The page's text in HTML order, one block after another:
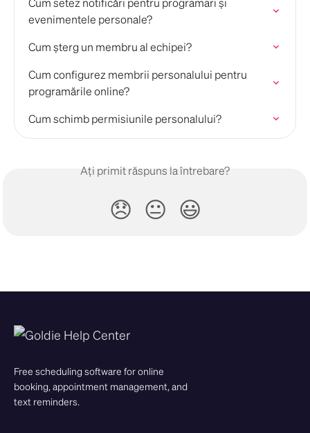
evenimentele personale?
Cum șterg un membru al echipei?
Cum configurez membrii personalului pentru
programările online?
Cum schimb permisiunile personalului?
Ați primit răspuns la întrebare?
😞 😐 😃
Free scheduling software for online
booking, appointment management, and
text reminders.